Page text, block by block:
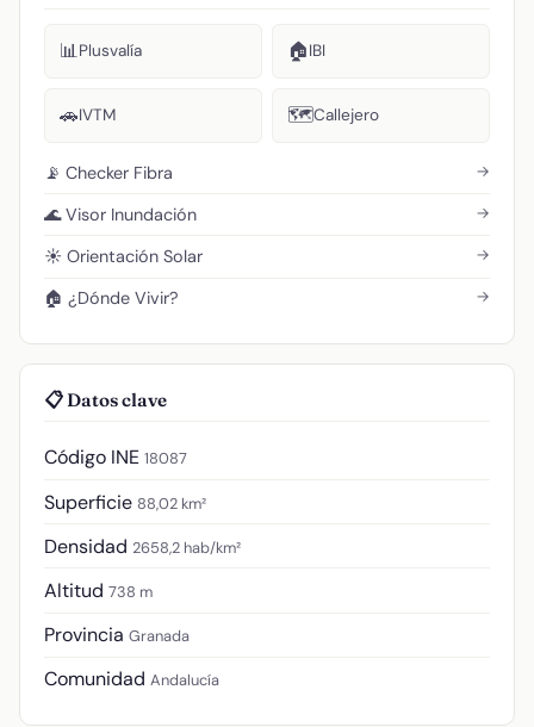
📊Plusvalía 🏠IBI
🚗IVTM 🗺️Callejero
📡 Checker Fibra →
🌊 Visor Inundación →
☀️ Orientación Solar →
🏠 ¿Dónde Vivir? →
📋 Datos clave
Código INE 18087
Superficie 88,02 km²
Densidad 2658,2 hab/km²
Altitud 738 m
Provincia Granada
Comunidad Andalucía